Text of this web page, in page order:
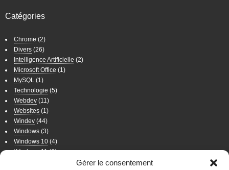
Gérer le consentement
Catégories
Chrome (2)
Divers (26)
Intelligence Artificielle (2)
Microsoft Office (1)
MySQL (1)
Technologie (5)
Webdev (11)
Websites (1)
Windev (44)
Windows (3)
Windows 10 (4)
Windows 11(6)